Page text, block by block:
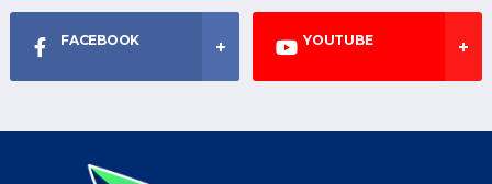
FACEBOOK YOUTUBE